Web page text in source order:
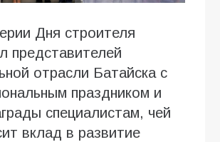
Дня строителя
представителей
отрасли Батайска с
праздником и
специалистам, чей
вклад в развитие